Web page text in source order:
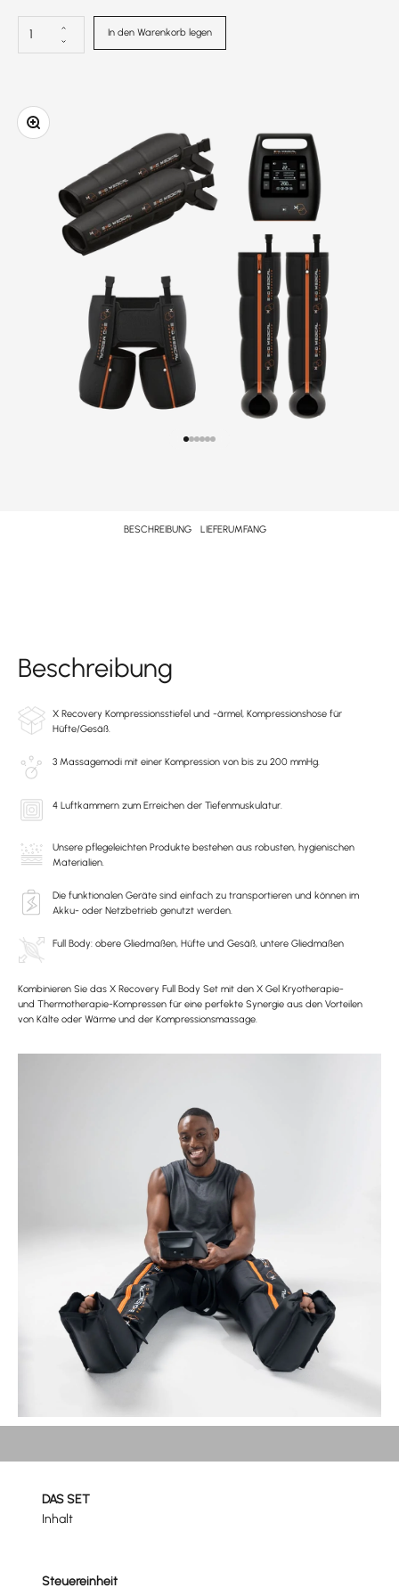
In den Warenkorb legen
In das Bild hineinzoomen
BESCHREIBUNG LIEFERUMFANG
Beschreibung
X Recovery Kompressionsstiefel und -ärmel, Kompressionshose für
Hüfte/Gesäß.
3 Massagemodi mit einer Kompression von bis zu 200 mmHg.
4 Luftkammern zum Erreichen der Tiefenmuskulatur.
Unsere pflegeleichten Produkte bestehen aus robusten, hygienischen
Materialien.
Die funktionalen Geräte sind einfach zu transportieren und können im
Akku- oder Netzbetrieb genutzt werden.
Full Body: obere Gliedmaßen, Hüfte und Gesäß, untere Gliedmaßen
Kombinieren Sie das X Recovery Full Body Set mit den X Gel Kryotherapie-
und Thermotherapie-Kompressen für eine perfekte Synergie aus den Vorteilen
von Kälte oder Wärme und der Kompressionsmassage.
SICH BESSER ERHOLEN.
DAS SET
Inhalt
Steuereinheit